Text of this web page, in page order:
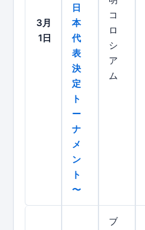
3月
1日
日
本
代
表
決
定
ト
ー
ナ
メ
ン
ト
〜
コ
ロ
シ
ア
ム
ブ